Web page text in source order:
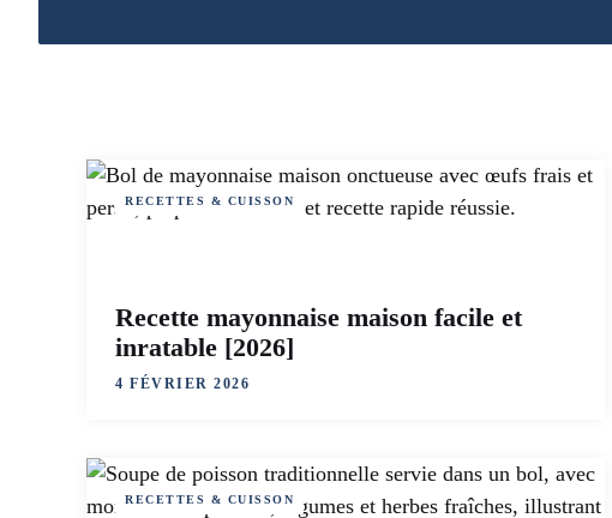
RECETTES & CUISSON
Recette mayonnaise maison facile et
inratable [2026]
4 FÉVRIER 2026
RECETTES & CUISSON